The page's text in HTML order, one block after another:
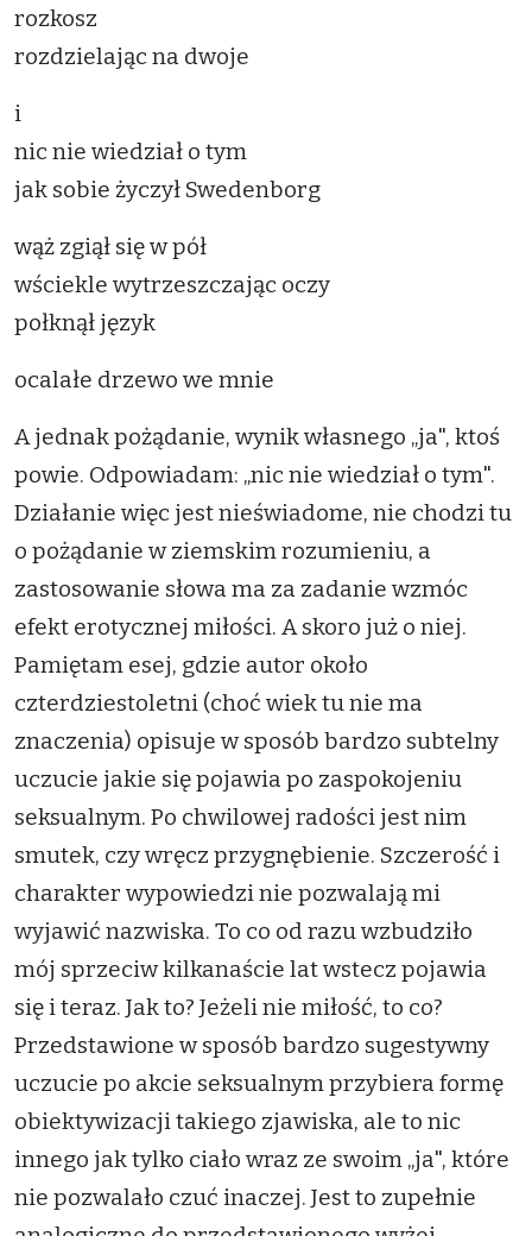
rozkosz
rozdzielając na dwoje
i
nic nie wiedział o tym
jak sobie życzył Swedenborg
wąż zgiął się w pół
wściekle wytrzeszczając oczy
połknął język
ocalałe drzewo we mnie
A jednak pożądanie, wynik własnego „ja", ktoś
powie. Odpowiadam: „nic nie wiedział o tym".
Działanie więc jest nieświadome, nie chodzi tu
o pożądanie w ziemskim rozumieniu, a
zastosowanie słowa ma za zadanie wzmóc
efekt erotycznej miłości. A skoro już o niej.
Pamiętam esej, gdzie autor około
czterdziestoletni (choć wiek tu nie ma
znaczenia) opisuje w sposób bardzo subtelny
uczucie jakie się pojawia po zaspokojeniu
seksualnym. Po chwilowej radości jest nim
smutek, czy wręcz przygnębienie. Szczerość i
charakter wypowiedzi nie pozwalają mi
wyjawić nazwiska. To co od razu wzbudziło
mój sprzeciw kilkanaście lat wstecz pojawia
się i teraz. Jak to? Jeżeli nie miłość, to co?
Przedstawione w sposób bardzo sugestywny
uczucie po akcie seksualnym przybiera formę
obiektywizacji takiego zjawiska, ale to nic
innego jak tylko ciało wraz ze swoim „ja", które
nie pozwalało czuć inaczej. Jest to zupełnie